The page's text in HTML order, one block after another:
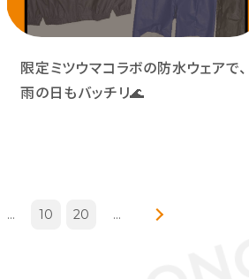
限定ミツウマコラボの防水ウェアで、
雨の日もバッチリ🌊
... 10 20 ...